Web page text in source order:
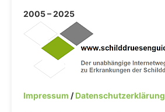
2005 – 2025
Impressum /Datenschutzerklärung